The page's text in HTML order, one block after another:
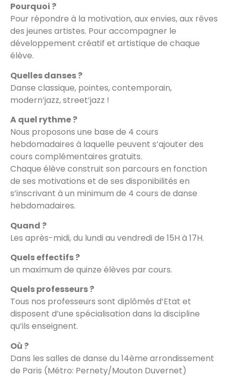
Pourquoi ?
Pour répondre à la motivation, aux envies, aux rêves
des jeunes artistes. Pour accompagner le
développement créatif et artistique de chaque
élève.
Quelles danses ?
Danse classique, pointes, contemporain,
modern’jazz, street’jazz !
A quel rythme ?
Nous proposons une base de 4 cours
hebdomadaires à laquelle peuvent s’ajouter des
cours complémentaires gratuits.
Chaque élève construit son parcours en fonction
de ses motivations et de ses disponibilités en
s’inscrivant à un minimum de 4 cours de danse
hebdomadaires.
Quand ?
Les après-midi, du lundi au vendredi de 15H à 17H.
Quels effectifs ?
un maximum de quinze élèves par cours.
Quels professeurs ?
Tous nos professeurs sont diplômés d’Etat et
disposent d’une spécialisation dans la discipline
qu’ils enseignent.
Où ?
Dans les salles de danse du 14ème arrondissement
de Paris (Métro: Pernety/Mouton Duvernet)